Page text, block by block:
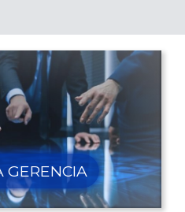
Inversiones
GERENCIA